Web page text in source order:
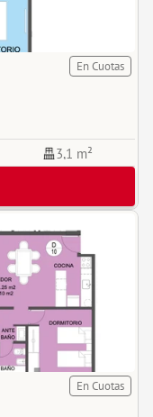
En Cuotas
3,1 m²
En Cuotas